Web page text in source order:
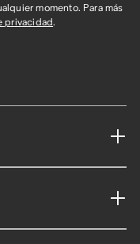
momento. Para más
privacidad.